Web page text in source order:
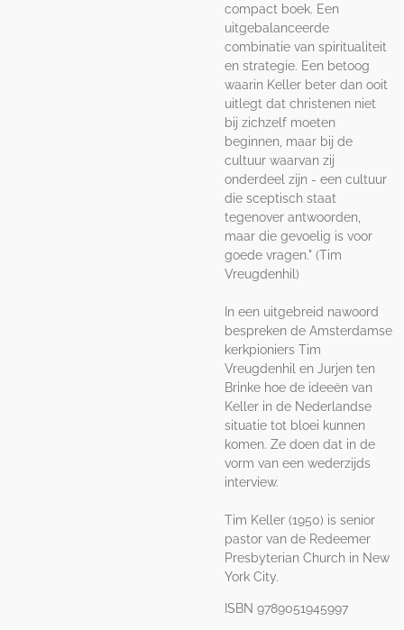
compact boek. Een
uitgebalanceerde
combinatie van spiritualiteit
en strategie. Een betoog
waarin Keller beter dan ooit
uitlegt dat christenen niet
bij zichzelf moeten
beginnen, maar bij de
cultuur waarvan zij
onderdeel zijn - een cultuur
die sceptisch staat
tegenover antwoorden,
maar die gevoelig is voor
goede vragen." (Tim
Vreugdenhil)
In een uitgebreid nawoord
bespreken de Amsterdamse
kerkpioniers Tim
Vreugdenhil en Jurjen ten
Brinke hoe de ideeën van
Keller in de Nederlandse
situatie tot bloei kunnen
komen. Ze doen dat in de
vorm van een wederzijds
interview.
Tim Keller (1950) is senior
pastor van de Redeemer
Presbyterian Church in New
York City.
ISBN 9789051945997